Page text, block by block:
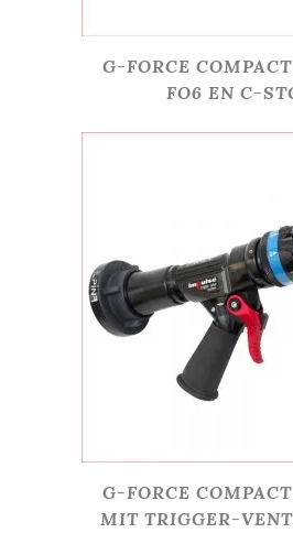
G-FORCE
FO6 EN C-
G-FORCE
MIT TRIGGER-